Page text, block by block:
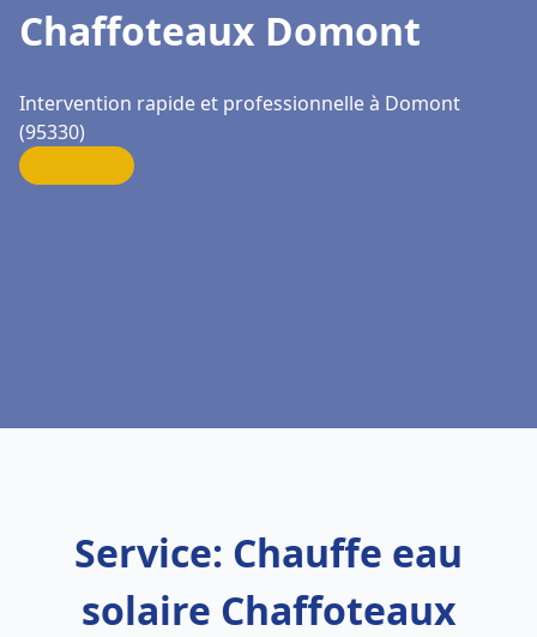
Chaffoteaux Domont
Intervention rapide et professionnelle à Domont
(95330)
Service: Chauffe eau
solaire Chaffoteaux